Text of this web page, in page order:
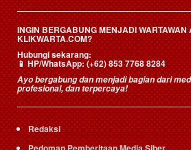
INGIN BERGABUNG MENJADI WARTAWAN
KLIKWARTA.COM?
Hubungi sekarang:
📱HP/WhatsApp:(+62) 853 7768 8284
Ayo bergabung dan menjadi bagian dari
profesional, dan terpercaya!
Redaksi